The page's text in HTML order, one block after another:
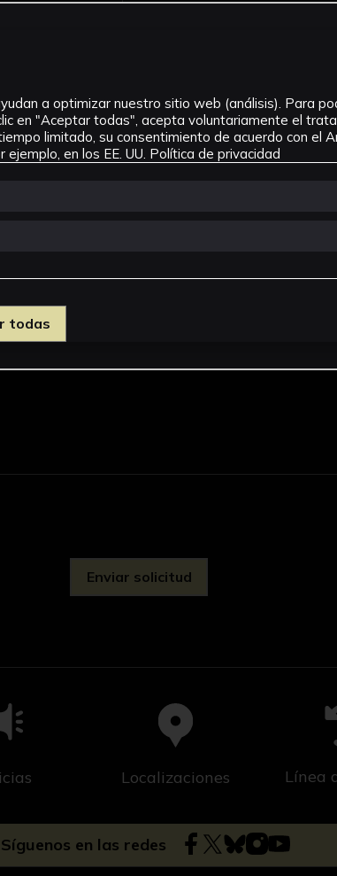
Localizaciones Línea
Síguenos en las redes
a optimizar nuestro sitio web (análisis). Para
en "Aceptar todas", acepta voluntariamente el
limitado, su consentimiento de acuerdo con el
en los EE. UU. Política de privacidad
todas